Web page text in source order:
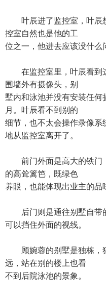
叶辰进了监控室，叶辰
控室自然也是他的工
位之一，他进去应该没什么
在监控室里，叶辰看到
围墙外有摄像头，别
墅内和泳池并没有安装任何
月。叶辰看不到别的
细节，也不太会操作录像
地从监控室离开了。
前门外面是高大的铁门
的高耸篱笆，既绿色
养眼，也能体现出业主的品
后门则是通往别墅自带
可以挡住外面的视线。
顾婉蓉的别墅是独栋，
远，站在别的楼上也看
不到后院泳池的景象。